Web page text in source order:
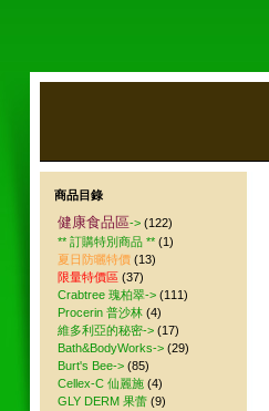
商品目錄
健康食品區-> (122)
** 訂購特別商品 ** (1)
夏日防曬特價 (13)
限量特價區 (37)
Crabtree 瑰柏翠-> (111)
Procerin 普沙林 (4)
維多利亞的秘密-> (17)
Bath&BodyWorks-> (29)
Burt's Bee-> (85)
Cellex-C 仙麗施 (4)
GLY DERM 果蕾 (9)